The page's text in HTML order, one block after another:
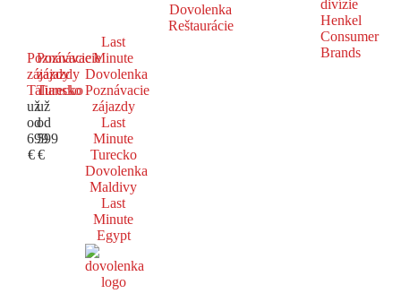
Dovolenka
Reštaurácie
Poznávacie
zájazdy
Taliansko
už
od
699
€
Poznávacie
zájazdy
Turecko
už
od
599
€
Last
Minute
Dovolenka
Poznávacie
zájazdy
Last
Minute
Turecko
Dovolenka
Maldivy
Last
Minute
Egypt